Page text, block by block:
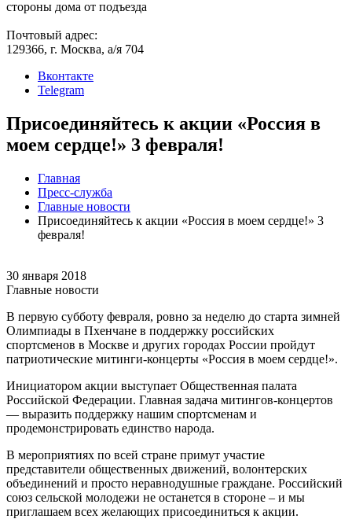
стороны дома от подъезда
Почтовый адрес:
129366, г. Москва, а/я 704
Вконтакте
Telegram
Присоединяйтесь к акции «Россия в
моем сердце!» 3 февраля!
Главная
Пресс-служба
Главные новости
Присоединяйтесь к акции «Россия в моем сердце!» 3
февраля!
30 января 2018
Главные новости
В первую субботу февраля, ровно за неделю до старта зимней
Олимпиады в Пхенчане в поддержку российских
спортсменов в Москве и других городах России пройдут
патриотические митинги-концерты «Россия в моем сердце!».
Инициатором акции выступает Общественная палата
Российской Федерации. Главная задача митингов-концертов
— выразить поддержку нашим спортсменам и
продемонстрировать единство народа.
В мероприятиях по всей стране примут участие
представители общественных движений, волонтерских
объединений и просто неравнодушные граждане. Российский
союз сельской молодежи не останется в стороне – и мы
приглашаем всех желающих присоединиться к акции.